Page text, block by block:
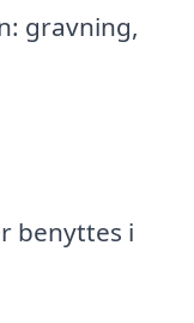
gravning,
benyttes i